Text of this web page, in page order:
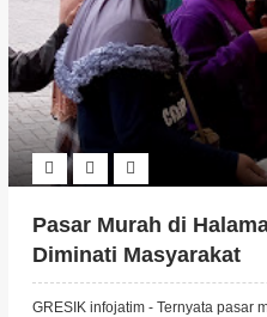
Pasar Murah di
Diminati Masyarakat
GRESIK infojatim - Ternyata pasar